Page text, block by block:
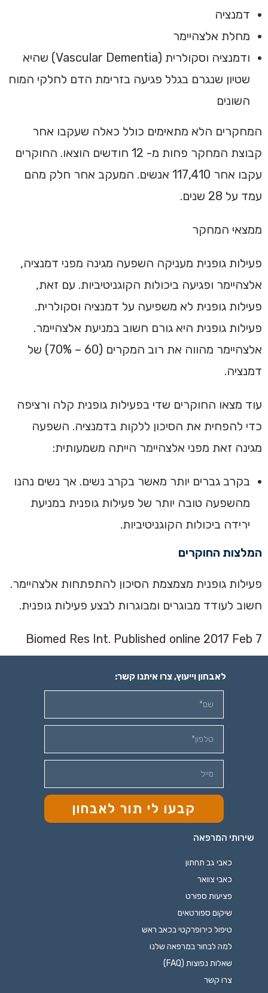
דמנציה
מחלת אלצהיימר
ודמנציה וסקולרית (Vascular Dementia) שהיא
שטיון שנגרם בגלל פגיעה בזרימת הדם לחלקי המוח
השונים
המחקרים הלא מתאימים כולל כאלה שעקבו אחר
קבוצת המחקר פחות מ- 12 חודשים הוצאו. החוקרים
עקבו אחר 117,410 אנשים. המעקב אחר חלק מהם
עמד על 28 שנים.
ממצאי המחקר
פעילות גופנית מעניקה השפעה מגינה מפני דמנציה,
אלצהיימר ופגיעה ביכולות הקוגניטיביות. עם זאת,
פעילות גופנית לא משפיעה על דמנציה וסקולרית.
פעילות גופנית היא גורם חשוב במניעת אלצהיימר.
אלצהיימר מהווה את רוב המקרים (60 – 70%) של
דמנציה.
עוד מצאו החוקרים שדי בפעילות גופנית קלה ורציפה
כדי להפחית את הסיכון ללקות בדמנציה. השפעה
מגינה זאת מפני אלצהיימר הייתה משמעותית:
בקרב גברים יותר מאשר בקרב נשים. אך נשים נהנו
מהשפעה טובה יותר של פעילות גופנית במניעת
ירידה ביכולות הקוגניטיביות.
המלצות החוקרים
פעילות גופנית מצמצמת הסיכון להתפתחות אלצהיימר.
חשוב לעודד מבוגרים ומבוגרות לבצע פעילות גופנית.
Biomed Res Int. Published online 2017 Feb 7
שירותי המרפאה
כאבי גב תחתון
כאבי צוואר
פציעות ספורט
שיקום ספורטאים
טיפול כירופרקטי בכאב ראש
למה לבחור במרפאה שלנו
שאלות נפוצות (FAQ)
צרו קשר
לאבחון וייעוץ, צרו איתנו קשר:
קבעו לי תור לאבחון